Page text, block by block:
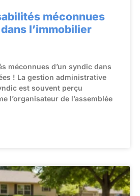
méconnues
l’immobilier
méconnues d’un syndic dans
! La gestion administrative
est souvent perçu
l’organisateur de l’assemblée